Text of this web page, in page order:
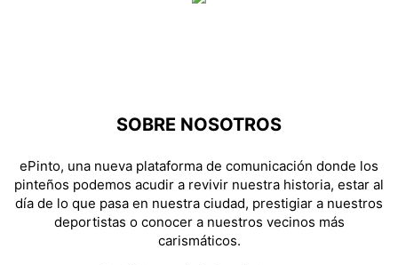
SOBRE NOSOTROS
ePinto, una nueva plataforma de comunicación donde los
pinteños podemos acudir a revivir nuestra historia, estar al
día de lo que pasa en nuestra ciudad, prestigiar a nuestros
deportistas o conocer a nuestros vecinos más
carismáticos.